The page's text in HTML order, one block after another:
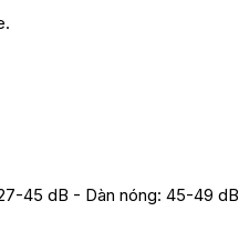
45 dB - Dàn nóng: 45-49 dB